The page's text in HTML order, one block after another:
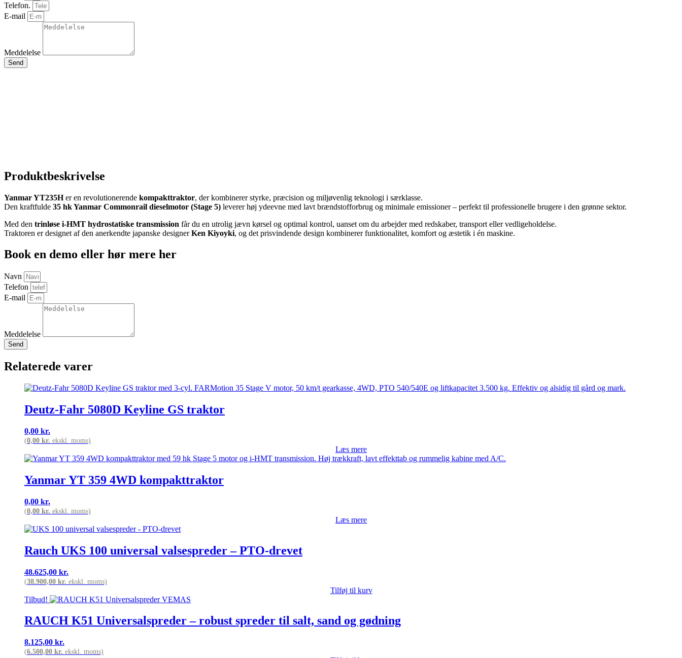
Telefon.
E-mail
Meddelelse
Send
Produktbeskrivelse
Yanmar YT235Her en revolutionerende kompakttraktor, der kombinerer styrke, præcision og miljøvenlig teknologi i særklasse.
Den kraftfulde 35 hk Yanmar Commonrail dieselmotor (Stage 5) leverer høj ydeevne med lavt brændstofforbrug og minimale emissioner – perfekt til professionelle brugere i den grønne sektor.
Med den trinløse i-HMT hydrostatiske transmission får du en utrolig jævn kørsel og optimal kontrol, uanset om du arbejder med redskaber, transport eller vedligeholdelse.
Traktoren er designet af den anerkendte japanske designerKen Kiyoyki, og det prisvindende design kombinerer funktionalitet, komfort og æstetik i én maskine.
Book en demo eller hør mere her
Navn
Telefon
E-mail
Meddelelse
Send
Relaterede varer
Deutz-Fahr 5080D Keyline GS traktor
0,00 kr.
(0,00 kr. ekskl. moms)
Læs mere
Yanmar YT 359 4WD kompakttraktor
0,00 kr.
(0,00 kr. ekskl. moms)
Læs mere
Rauch UKS 100 universal valsespreder – PTO-drevet
48.625,00 kr.
(38.900,00 kr. ekskl. moms)
Tilføj til kurv
Tilbud!
RAUCH K51 Universalspreder – robust spreder til salt, sand og gødning
8.125,00 kr.
(6.500,00 kr. ekskl. moms)